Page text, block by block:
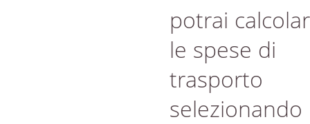
potrai
le spese di
trasporto
selezionando